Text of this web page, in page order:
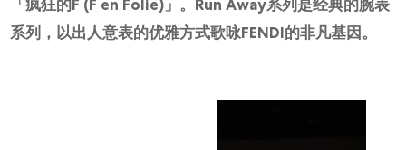
「疯狂的F (F en Folie)」。Run Away系列是经典的腕表
系列，以出人意表的优雅方式歌咏FENDI的非凡基因。